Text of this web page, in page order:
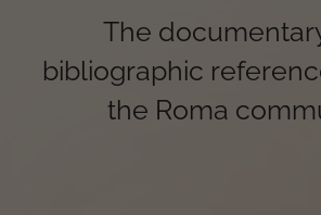
The
bibliographic
the Roma